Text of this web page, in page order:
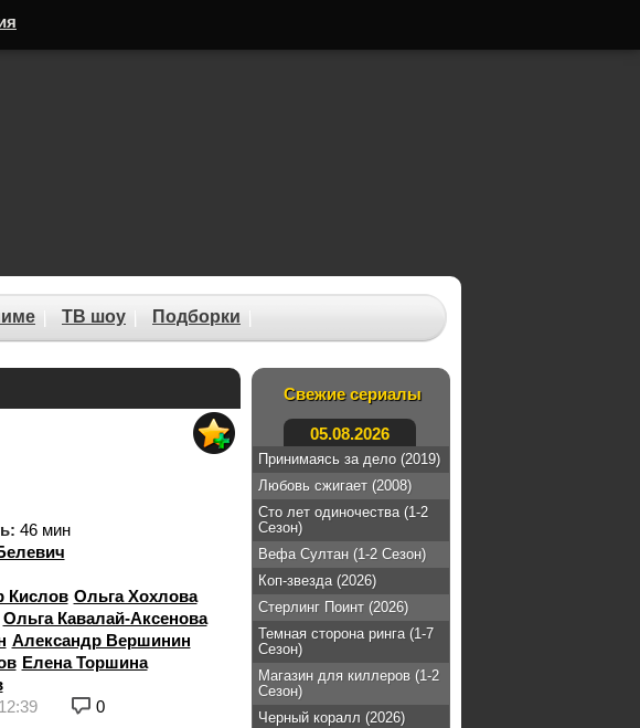
ТВ шоу Подборки
Свежие сериалы
05.08.2026
Принимаясь за дело (2019)
Любовь сжигает (2008)
Сто лет одиночества (1-2
Сезон)
Вефа Султан (1-2 Сезон)
Коп-звезда (2026)
Стерлинг Поинт (2026)
Темная сторона ринга (1-7
Сезон)
Магазин для киллеров (1-2
Сезон)
Черный коралл (2026)
46 мин
Кислов Ольга Хохлова
Ольга Кавалай-Аксенова
Александр Вершинин
Елена Торшина
0